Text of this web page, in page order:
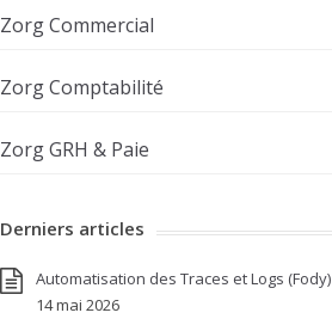
Zorg Commercial
Zorg Comptabilité
Zorg GRH & Paie
Derniers articles
Automatisation des Traces et Logs (Fody)
14 mai 2026